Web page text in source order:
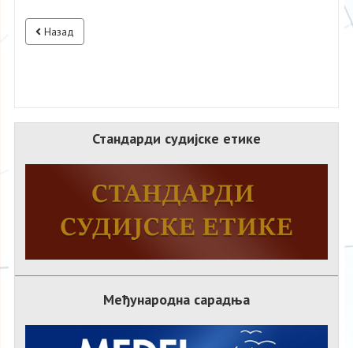
Назад
Стандарди судијске етике
Међународна сарадња